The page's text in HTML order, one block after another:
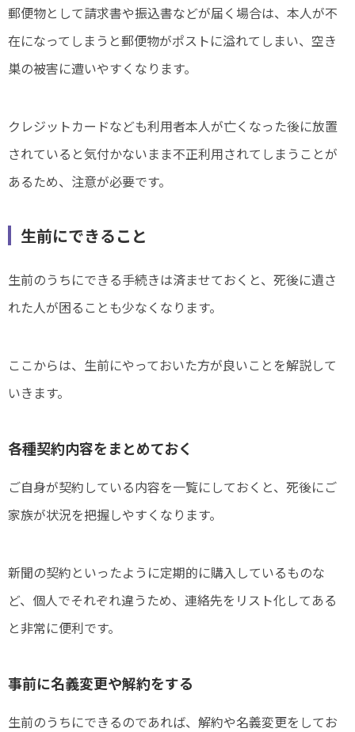
郵便物として請求書や振込書などが届く場合は、本人が不
在になってしまうと郵便物がポストに溢れてしまい、空き
巣の被害に遭いやすくなります。
クレジットカードなども利用者本人が亡くなった後に放置
されていると気付かないまま不正利用されてしまうことが
あるため、注意が必要です。
生前にできること
生前のうちにできる手続きは済ませておくと、死後に遺さ
れた人が困ることも少なくなります。
ここからは、生前にやっておいた方が良いことを解説して
いきます。
各種契約内容をまとめておく
ご自身が契約している内容を一覧にしておくと、死後にご
家族が状況を把握しやすくなります。
新聞の契約といったように定期的に購入しているものな
ど、個人でそれぞれ違うため、連絡先をリスト化してある
と非常に便利です。
事前に名義変更や解約をする
生前のうちにできるのであれば、解約や名義変更をしてお